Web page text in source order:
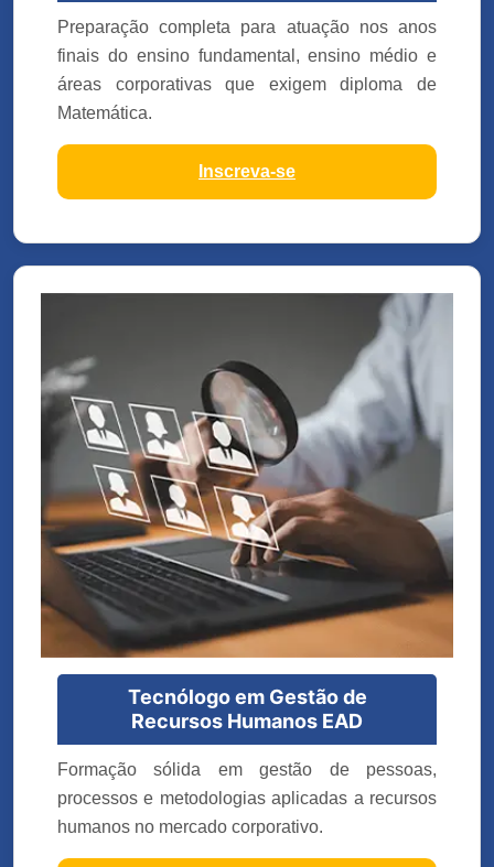
Preparação completa para atuação nos anos
finais do ensino fundamental, ensino médio e
áreas corporativas que exigem diploma de
Matemática.
Inscreva-se
Tecnólogo em Gestão de
Recursos Humanos EAD
Formação sólida em gestão de pessoas,
processos e metodologias aplicadas a recursos
humanos no mercado corporativo.